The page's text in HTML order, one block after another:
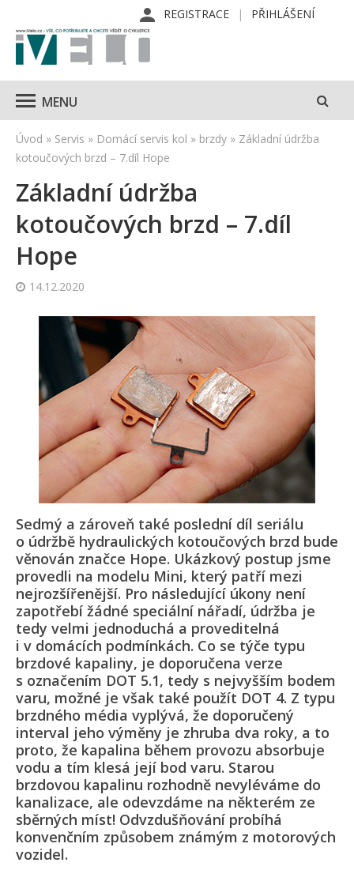
REGISTRACE PŘIHLÁŠENÍ
MENU
Úvod » Servis » Domácí servis kol » brzdy » Základní údržba
kotoučových brzd – 7.díl Hope
Základní údržba
kotoučových brzd – 7.díl
Hope
14.12.2020
Sedmý a zároveň také poslední díl seriálu
o údržbě hydraulických kotoučových brzd bude
věnován značce Hope. Ukázkový postup jsme
provedli na modelu Mini, který patří mezi
nejrozšířenější. Pro následující úkony není
zapotřebí žádné speciální nářadí, údržba je
tedy velmi jednoduchá a proveditelná
i v domácích podmínkách. Co se týče typu
brzdové kapaliny, je doporučena verze
s označením DOT 5.1, tedy s nejvyšším bodem
varu, možné je však také použít DOT 4. Z typu
brzdného média vyplývá, že doporučený
interval jeho výměny je zhruba dva roky, a to
proto, že kapalina během provozu absorbuje
vodu a tím klesá její bod varu. Starou
brzdovou kapalinu rozhodně nevyléváme do
kanalizace, ale odevzdáme na některém ze
sběrných míst! Odvzdušňování probíhá
konvenčním způsobem známým z motorových
vozidel.